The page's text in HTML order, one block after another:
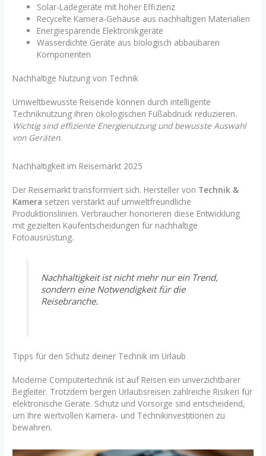
Solar-Ladegeräte mit hoher Effizienz
Recycelte Kamera-Gehäuse aus nachhaltigen Materialien
Energiesparende Elektronikgeräte
Wasserdichte Geräte aus biologisch abbaubaren
Komponenten
Nachhaltige Nutzung von Technik
Umweltbewusste Reisende können durch intelligente
Techniknutzung ihren ökologischen Fußabdruck reduzieren.
Wichtig sind effiziente Energienutzung und bewusste Auswahl
von Geräten.
Nachhaltigkeit im Reisemarkt 2025
Der Reisemarkt transformiert sich. Hersteller von Technik &
Kamera setzen verstärkt auf umweltfreundliche
Produktionslinien. Verbraucher honorieren diese Entwicklung
mit gezielten Kaufentscheidungen für nachhaltige
Fotoausrüstung.
Nachhaltigkeit ist nicht mehr nur ein Trend,
sondern eine Notwendigkeit für die
Reisebranche.
Tipps für den Schutz deiner Technik im Urlaub
Moderne Computertechnik ist auf Reisen ein unverzichtbarer
Begleiter. Trotzdem bergen Urlaubsreisen zahlreiche Risiken für
elektronische Geräte. Schutz und Vorsorge sind entscheidend,
um Ihre wertvollen Kamera- und Technikinvestitionen zu
bewahren.